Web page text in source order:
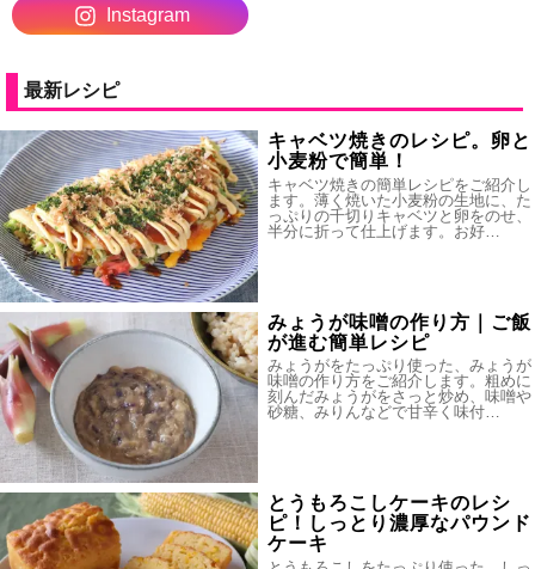
Instagram
最新レシピ
キャベツ焼きのレシピ。卵と
小麦粉で簡単！
キャベツ焼きの簡単レシピをご紹介し
ます。薄く焼いた小麦粉の生地に、た
っぷりの千切りキャベツと卵をのせ、
半分に折って仕上げます。お好…
みょうが味噌の作り方｜ご飯
が進む簡単レシピ
みょうがをたっぷり使った、みょうが
味噌の作り方をご紹介します。粗めに
刻んだみょうがをさっと炒め、味噌や
砂糖、みりんなどで甘辛く味付…
とうもろこしケーキのレシ
ピ！しっとり濃厚なパウンド
ケーキ